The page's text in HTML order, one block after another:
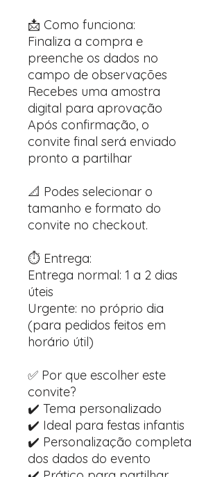
📩 Como funciona:
Finaliza a compra e
preenche os dados no
campo de observações
Recebes uma amostra
digital para aprovação
Após confirmação, o
convite final será enviado
pronto a partilhar
📐 Podes selecionar o
tamanho e formato do
convite no checkout.
⏱️ Entrega:
Entrega normal: 1 a 2 dias
úteis
Urgente: no próprio dia
(para pedidos feitos em
horário útil)
✅ Por que escolher este
convite?
✔️ Tema personalizado
✔️ Ideal para festas infantis
✔️ Personalização completa
dos dados do evento